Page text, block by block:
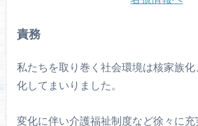
責務
私たちを取り巻く社会環境は核家族
化してまいりました。
変化に伴い介護福祉制度など徐々に